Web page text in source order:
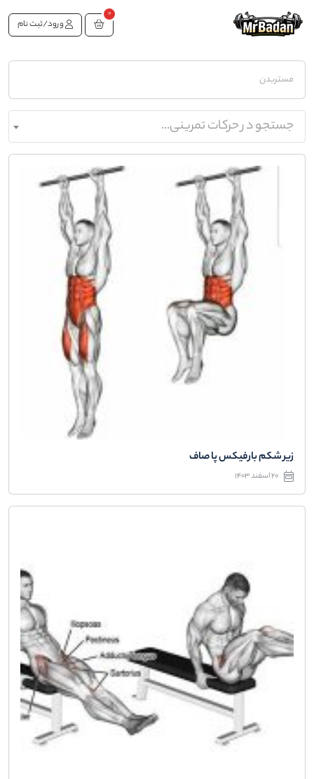
0
ورود/ثبت نام
مستربدن
جستجو در حرکات تمرینی...
زیر شکم بارفیکس پا صاف
20 اسفند 1403